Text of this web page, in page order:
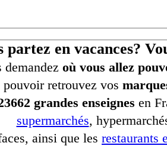
partez en vacances?
demandez où vous allez
retrouvez vos
grandes enseignes en
supermarchés,
ainsi que les restaurants